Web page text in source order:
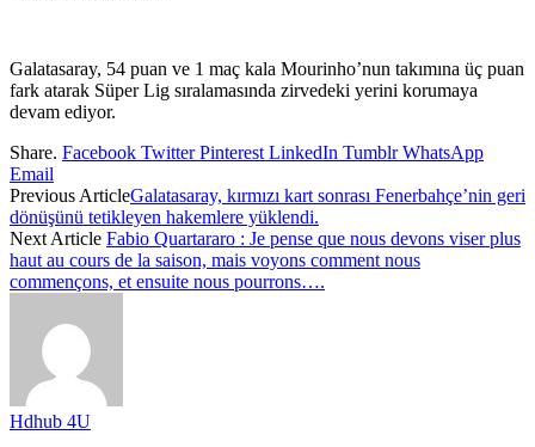
Galatasaray, 54 puan ve 1 maç kala Mourinho’nun takımına üç puan
fark atarak Süper Lig sıralamasında zirvedeki yerini korumaya
devam ediyor.
Share. Facebook Twitter Pinterest LinkedIn Tumblr WhatsApp
Email
Previous ArticleGalatasaray, kırmızı kart sonrası Fenerbahçe’nin geri
dönüşünü tetikleyen hakemlere yüklendi.
Next Article Fabio Quartararo : Je pense que nous devons viser plus
haut au cours de la saison, mais voyons comment nous
commençons, et ensuite nous pourrons….
Hdhub 4U